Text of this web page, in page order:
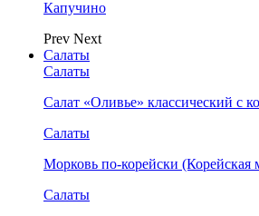
Капучино
Prev Next
Салаты
Салаты
Салат «Оливье» классический с
Салаты
Морковь по-корейски (Корейская
Салаты